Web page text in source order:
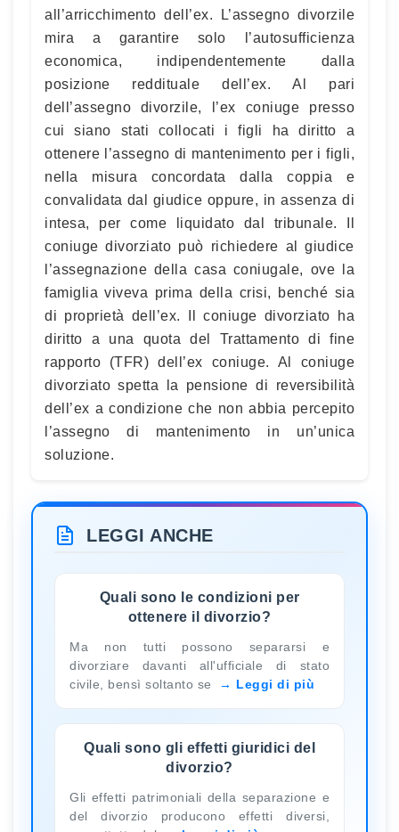
all’arricchimento dell’ex. L’assegno divorzile
mira a garantire solo l’autosufficienza
economica, indipendentemente dalla
posizione reddituale dell’ex. Al pari
dell’assegno divorzile, l’ex coniuge presso
cui siano stati collocati i figli ha diritto a
ottenere l’assegno di mantenimento per i figli,
nella misura concordata dalla coppia e
convalidata dal giudice oppure, in assenza di
intesa, per come liquidato dal tribunale. Il
coniuge divorziato può richiedere al giudice
l’assegnazione della casa coniugale, ove la
famiglia viveva prima della crisi, benché sia
di proprietà dell’ex. Il coniuge divorziato ha
diritto a una quota del Trattamento di fine
rapporto (TFR) dell’ex coniuge. Al coniuge
divorziato spetta la pensione di reversibilità
dell’ex a condizione che non abbia percepito
l’assegno di mantenimento in un’unica
soluzione.
LEGGI ANCHE
Quali sono le condizioni per
ottenere il divorzio?
Ma non tutti possono separarsi e
divorziare davanti all'ufficiale di stato
civile, bensì soltanto se
Leggi di più
Quali sono gli effetti giuridici del
divorzio?
Gli effetti patrimoniali della separazione e
del divorzio producono effetti diversi,